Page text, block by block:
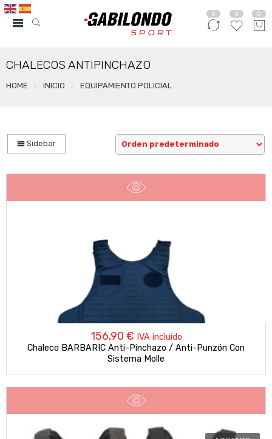
0 0 0
CHALECOS ANTIPINCHAZO
HOME INICIO EQUIPAMIENTO POLICIAL
Sidebar
156,90 € IVA incluido
Chaleco BARBARIC Anti-Pinchazo / Anti-Punzón Con
Sistema Molle